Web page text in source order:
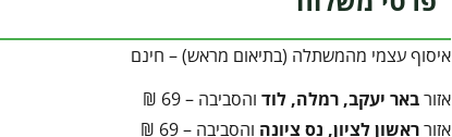
איסוף עצמי מהמשתלה (בתיאום מראש) – חינם
אזורבאר יעקב, רמלה, לודוהסביבה – 69 ₪
אזורראשון לציון, נס ציונה והסביבה – 69 ₪